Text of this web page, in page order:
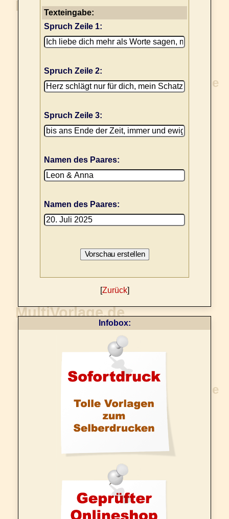
Texteingabe:
Spruch Zeile 1:
Spruch Zeile 2:
Spruch Zeile 3:
Namen des Paares:
Namen des Paares:
[Zurück]
Infobox: